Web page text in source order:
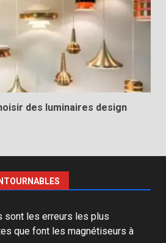
des luminaires design
sont les erreurs les plus
que font les magnétiseurs à